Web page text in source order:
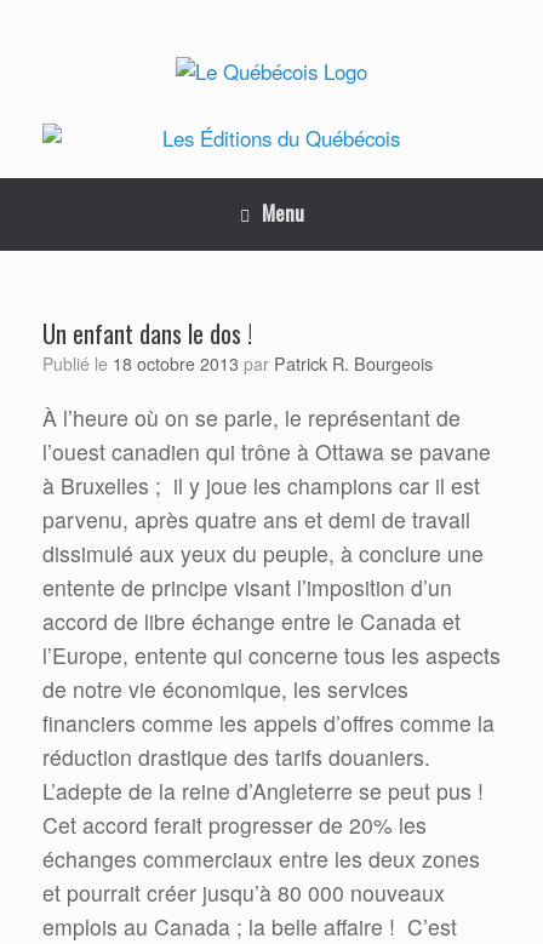
Menu
Un enfant dans le dos !
Publié le 18 octobre 2013 par Patrick R. Bourgeois
À l’heure où on se parle, le représentant de
l’ouest canadien qui trône à Ottawa se pavane
à Bruxelles ; il y joue les champions car il est
parvenu, après quatre ans et demi de travail
dissimulé aux yeux du peuple, à conclure une
entente de principe visant l’imposition d’un
accord de libre échange entre le Canada et
l’Europe, entente qui concerne tous les aspects
de notre vie économique, les services
financiers comme les appels d’offres comme la
réduction drastique des tarifs douaniers.
L’adepte de la reine d’Angleterre se peut pus !
Cet accord ferait progresser de 20% les
échanges commerciaux entre les deux zones
et pourrait créer jusqu’à 80 000 nouveaux
emplois au Canada ; la belle affaire ! C’est